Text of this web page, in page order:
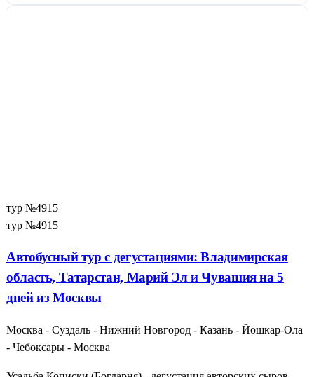
тур №4915
тур №4915
Автобусный тур с дегустациями: Владимирская
область, Татарстан, Марий Эл и Чувашия на 5
дней из Москвы
Москва - Суздаль - Нижний Новгород - Казань - Йошкар-Ола
- Чебоксары - Москва